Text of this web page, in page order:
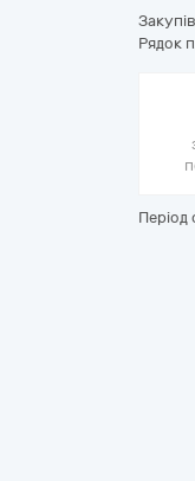
Рядок
Період